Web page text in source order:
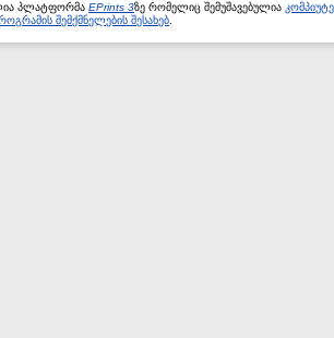
პლატფორმა EPrints 3ზე რომელიც შემუშავებულია
შემქმნელების შესახებ.